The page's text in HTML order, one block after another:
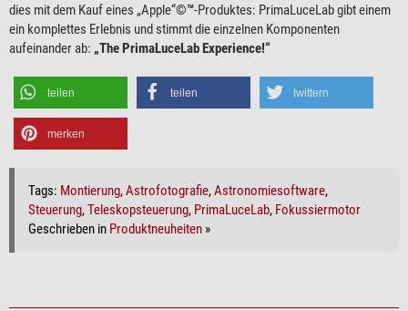
dies mit dem Kauf eines „Apple“©™-Produktes: PrimaLuceLab gibt einem
ein komplettes Erlebnis und stimmt die einzelnen Komponenten
aufeinander ab: „The PrimaLuceLab Experience!“
teilen teilen twittern
merken
Tags: Montierung,Astrofotografie,Astronomiesoftware,
Steuerung,Teleskopsteuerung, PrimaLuceLab, Fokussiermotor
Geschrieben in Produktneuheiten »